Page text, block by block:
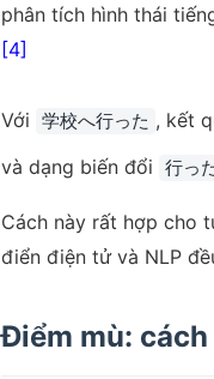
phân tích hình thái
[4]
Với 学校へ行った , kết
và dạng biến đổi
行っ
Cách này rất hợp cho
điển điện tử và NLP
Điểm mù: